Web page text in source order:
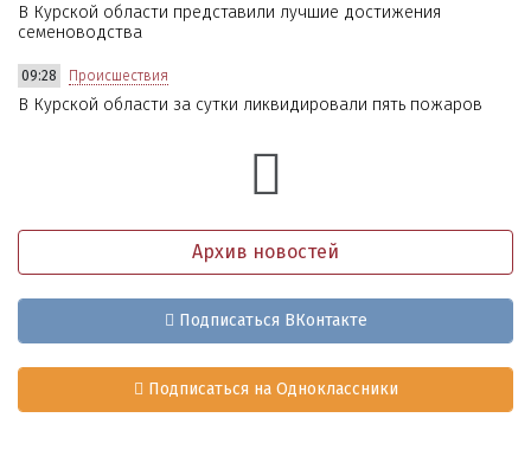
В Курской области представили лучшие достижения
семеноводства
09:28 Происшествия
В Курской области за сутки ликвидировали пять пожаров
Архив новостей
Подписаться ВКонтакте
Подписаться на Одноклассники